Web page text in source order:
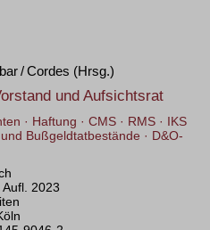
/ Cordes (Hrsg.)
und Aufsichtsrat
· Haftung · CMS · RMS · IKS
und Bußgeldtatbestände · D&O-
2023